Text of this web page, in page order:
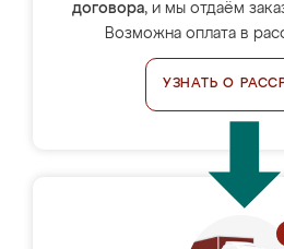
договора, и мы отдаём
Возможна оплата в
УЗНАТЬ О